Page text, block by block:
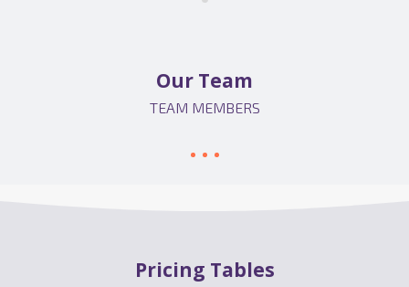
Our Team
TEAM MEMBERS
Pricing Tables